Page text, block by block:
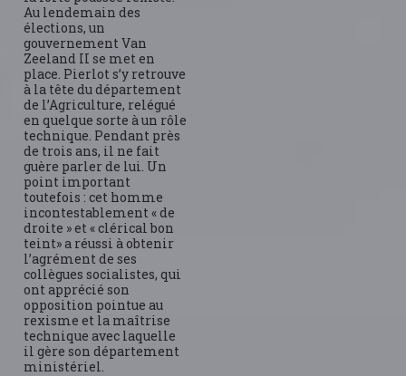
Au lendemain des
élections, un
gouvernement Van
Zeeland II se met en
place. Pierlot s’y retrouve
à la tête du département
de l’Agriculture, relégué
en quelque sorte à un rôle
technique. Pendant près
de trois ans, il ne fait
guère parler de lui. Un
point important
toutefois : cet homme
incontestablement « de
droite » et « clérical bon
teint» a réussi à obtenir
l’agrément de ses
collègues socialistes, qui
ont apprécié son
opposition pointue au
rexisme et la maîtrise
technique avec laquelle
il gère son département
ministériel.